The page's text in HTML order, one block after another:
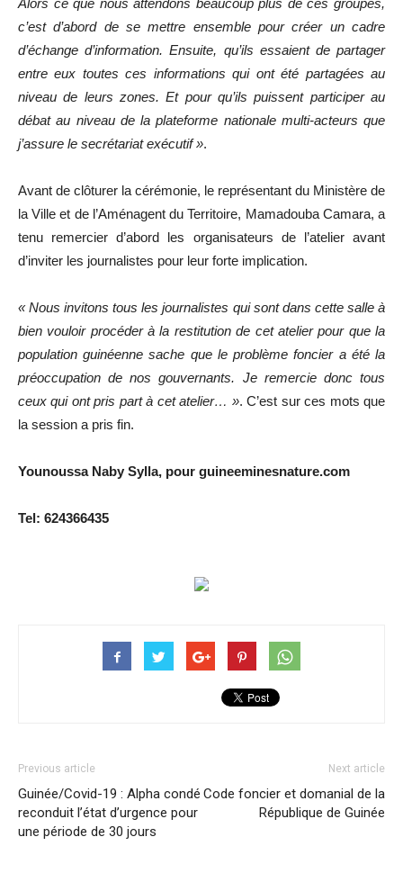
c’est d’abord de se mettre ensemble pour créer un cadre
d’échange d’information. Ensuite, qu’ils essaient de partager
entre eux toutes ces informations qui ont été partagées au
niveau de leurs zones. Et pour qu’ils puissent participer au
débat au niveau de la plateforme nationale multi-acteurs que
j’assure le secrétariat exécutif ».
Avant de clôturer la cérémonie, le représentant du Ministère de
la Ville et de l’Aménagent du Territoire, Mamadouba Camara, a
tenu remercier d’abord les organisateurs de l’atelier avant
d’inviter les journalistes pour leur forte implication.
« Nous invitons tous les journalistes qui sont dans cette salle à
bien vouloir procéder à la restitution de cet atelier pour que la
population guinéenne sache que le problème foncier a été la
préoccupation de nos gouvernants. Je remercie donc tous
ceux qui ont pris part à cet atelier… ». C’est sur ces mots que
la session a pris fin.
Younoussa Naby Sylla, pour guineeminesnature.com
Tel: 624366435
Previous article
Guinée/Covid-19 : Alpha condé
reconduit l’état d’urgence pour
une période de 30 jours
Next article
Code foncier et domanial de la
République de Guinée